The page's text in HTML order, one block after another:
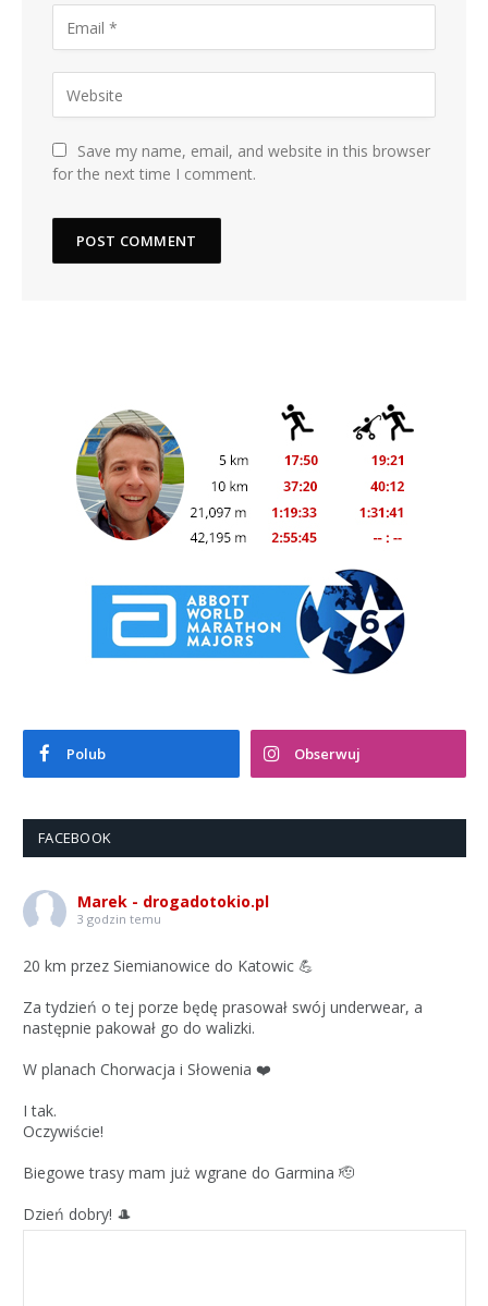
Save my name, email, and website in this browser
for the next time I comment.
Polub Obserwuj
FACEBOOK
Marek - drogadotokio.pl
3 godzin temu
20 km przez Siemianowice do Katowic 💪
Za tydzień o tej porze będę prasował swój underwear, a
następnie pakował go do walizki.
W planach Chorwacja i Słowenia ❤️
I tak.
Oczywiście!
Biegowe trasy mam już wgrane do Garmina 🫡
Dzień dobry! 🎩